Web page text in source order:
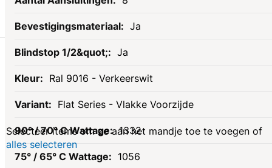
Ja
Ja
Ral 9016 - Verkeerswit
Flat Series - Vlakke Voorzijde
1332
1056
Gerelateerde
producten
Selecteer items om ze aan het mandje toe te voegen of
alles selecteren